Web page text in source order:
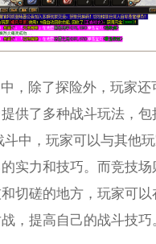
，除了探险外，玩家还
供了多种战斗玩法，包
斗中，玩家可以与其他
实力和技巧。而竞技场
切磋的地方，玩家可
，提高自己的战斗技巧